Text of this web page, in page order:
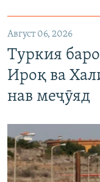
Август 06, 2026
Туркия
Ироқ ва
нав меҷӯяд